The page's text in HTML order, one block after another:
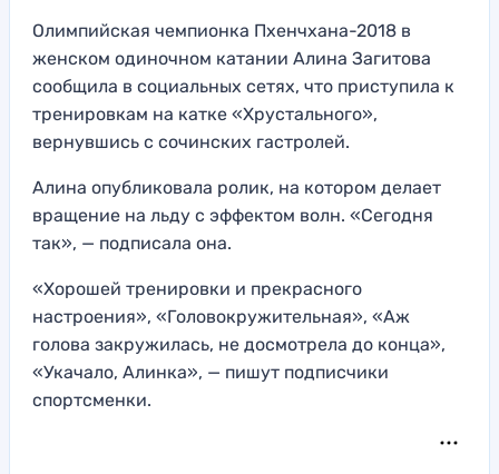
Олимпийская чемпионка Пхенчхана-2018 в
женском одиночном катании Алина Загитова
сообщила в социальных сетях, что приступила к
тренировкам на катке «Хрустального»,
вернувшись с сочинских гастролей.
Алина опубликовала ролик, на котором делает
вращение на льду с эффектом волн. «Сегодня
так», — подписала она.
«Хорошей тренировки и прекрасного
настроения», «Головокружительная», «Аж
голова закружилась, не досмотрела до конца»,
«Укачало, Алинка», — пишут подписчики
спортсменки.